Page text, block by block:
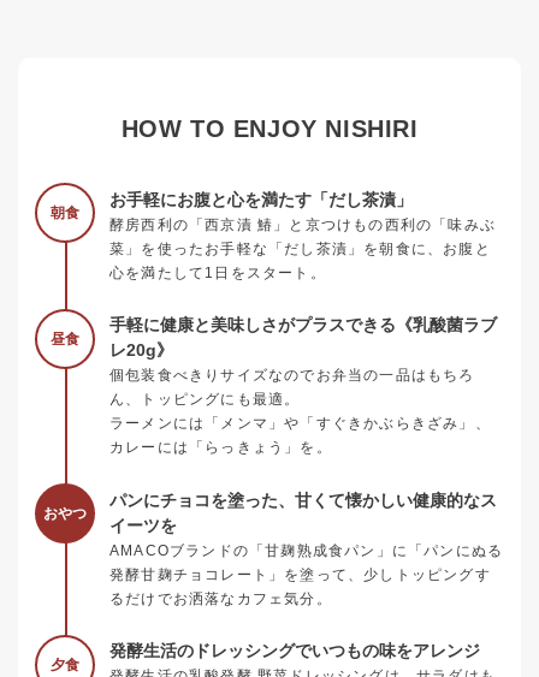
HOW TO ENJOY NISHIRI
朝食
お手軽にお腹と心を満たす「だし茶漬」
酵房西利の「西京漬 鰆」と京つけもの西利の「味みぶ
菜」を使ったお手軽な「だし茶漬」を朝食に、お腹と
心を満たして1日をスタート。
昼食
手軽に健康と美味しさがプラスできる《乳酸菌ラブ
レ20g》
個包装食べきりサイズなのでお弁当の一品はもちろ
ん、トッピングにも最適。
ラーメンには「メンマ」や「すぐきかぶらきざみ」、
カレーには「らっきょう」を。
おやつ
パンにチョコを塗った、甘くて懐かしい健康的なス
イーツを
AMACOブランドの「甘麹熟成食パン」に「パンにぬる
発酵甘麹チョコレート」を塗って、少しトッピングす
るだけでお洒落なカフェ気分。
夕食
発酵生活のドレッシングでいつもの味をアレンジ